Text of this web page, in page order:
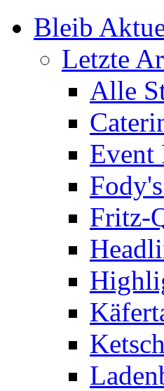
Bleib
Letzte
Alle
Event
Fritz-
Ketsch